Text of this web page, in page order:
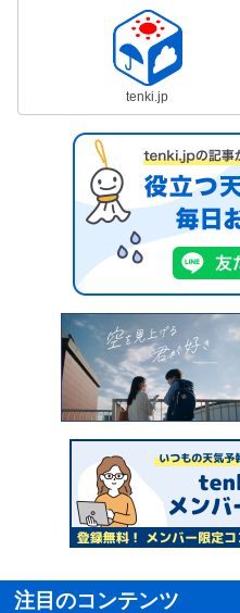
tenki.jp
注目のコンテンツ